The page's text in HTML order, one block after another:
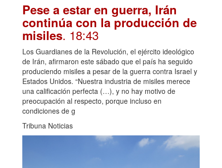
Pese a estar en guerra, Irán
continúa con la producción de
misiles. 18:43
Los Guardianes de la Revolución, el ejército ideológico
de Irán, afirmaron este sábado que el país ha seguido
produciendo misiles a pesar de la guerra contra Israel y
Estados Unidos. “Nuestra industria de misiles merece
una calificación perfecta (…), y no hay motivo de
preocupación al respecto, porque incluso en
condiciones de g
Tribuna Noticias